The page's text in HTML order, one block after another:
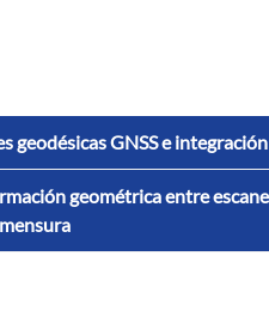
geodésicas GNSS e
geométrica entre